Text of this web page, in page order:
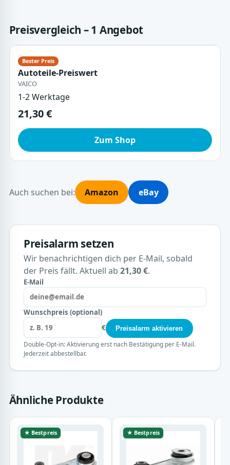
Preisvergleich – 1 Angebot
Autoteile-Preiswert
VAICO
1-2 Werktage
21,30 €
Zum Shop
Auch suchen bei: Amazon eBay
Preisalarm setzen
Wir benachrichtigen dich per E-Mail, sobald
der Preis fällt. Aktuell ab 21,30 €.
E-Mail
Wunschpreis (optional)
€
Preisalarm aktivieren
Double-Opt-in: Aktivierung erst nach Bestätigung per E-Mail.
Jederzeit abbestellbar.
Ähnliche Produkte
★ Bestpreis ★ Bestpreis